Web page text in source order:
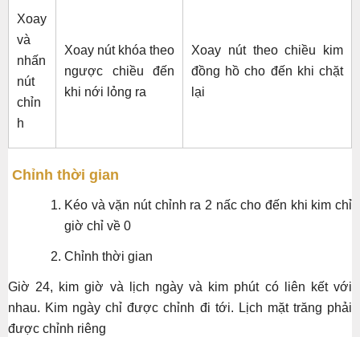
Xoay
và
nhấn
nút
chỉn
h
Xoay nút khóa theo
ngược chiều đến
khi nới lỏng ra
Xoay nút theo chiều kim
đồng hồ cho đến khi chặt
lại
Chỉnh thời gian
Kéo và vặn nút chỉnh ra 2 nấc cho đến khi kim chỉ
giờ chỉ về 0
Chỉnh thời gian
Giờ 24, kim giờ và lịch ngày và kim phút có liên kết với
nhau. Kim ngày chỉ được chỉnh đi tới. Lịch mặt trăng phải
được chỉnh riêng